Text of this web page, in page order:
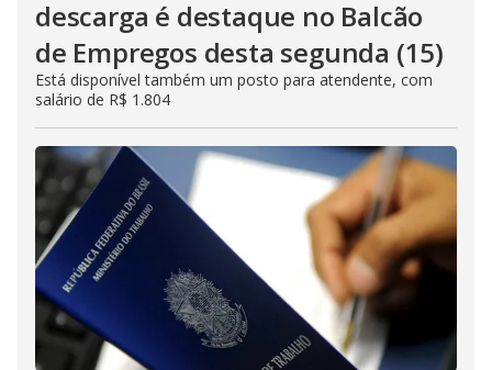
descarga é destaque no Balcão
de Empregos desta segunda (15)
Está disponível também um posto para atendente, com
salário de R$ 1.804